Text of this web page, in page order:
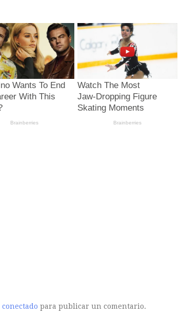
conectado para publicar un comentario.